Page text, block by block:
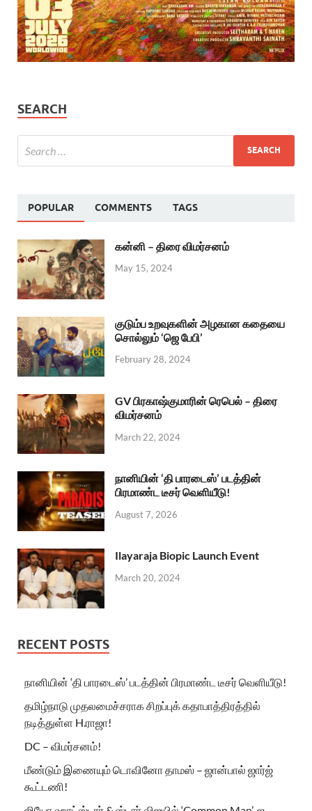
SEARCH
POPULAR COMMENTS TAGS
கன்னி – திரை விமர்சனம்
May 15, 2024
குடும்ப உறவுகளின் அழகான கதையை
சொல்லும் ‘ஜெ பேபி’
February 28, 2024
GV பிரகாஷ்குமாரின் ரெபெல் – திரை
விமர்சனம்
March 22, 2024
நானியின் ‘தி பாரடைஸ்’ படத்தின்
பிரமாண்ட டீசர் வெளியீடு!
August 7, 2026
Ilayaraja Biopic Launch Event
March 20, 2024
RECENT POSTS
நானியின் ‘தி பாரடைஸ்’ படத்தின் பிரமாண்ட டீசர் வெளியீடு!
தமிழ்நாடு முதலமைச்சராக சிறப்புக் கதாபாத்திரத்தில்
நடித்துள்ள H.ராஜா!
DC – விமர்சனம்!
மீண்டும் இணையும் டொவினோ தாமஸ் – ஜான்பால் ஜார்ஜ்
கூட்டணி!